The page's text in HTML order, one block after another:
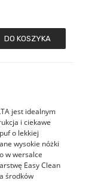
DO KOSZYKA
jest idealnym
i ciekawe
o lekkiej
wysokie nóżki
w wersalce
Easy Clean
środków